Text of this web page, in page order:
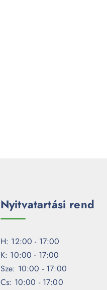
Nyitvatartási rend
H: 12:00 - 17:00
K: 10:00 - 17:00
Sze: 10:00 - 17:00
Cs: 10:00 - 17:00